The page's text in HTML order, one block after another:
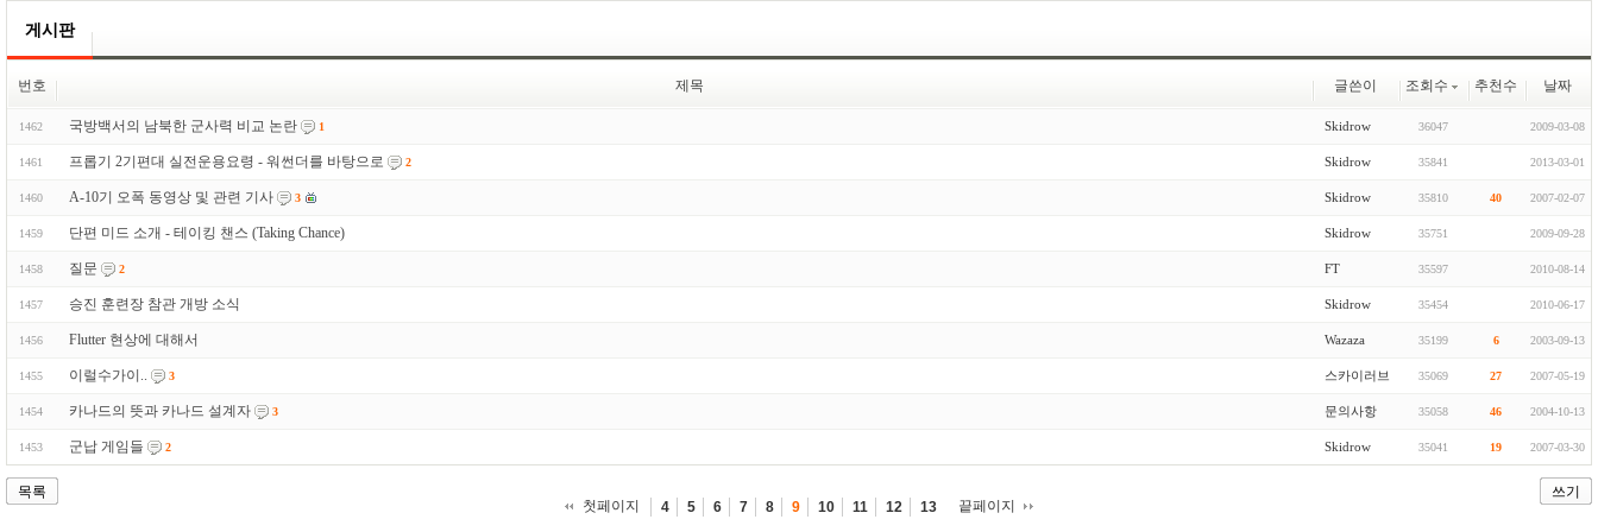
게시판
번호 제목 글쓴이 조회수 추천수 날짜
1462 국방백서의 남북한 군사력 비교 논란 1 Skidrow 36047 2009-03-08
1461 프롭기 2기편대 실전운용요령 - 워썬더를 바탕으로 2 Skidrow 35841 2013-03-01
1460 A-10기 오폭 동영상 및 관련 기사 3 Skidrow 35810 40 2007-02-07
1459 단편 미드 소개 - 테이킹 챈스 (Taking Chance) Skidrow 35751 2009-09-28
1458 질문 2 FT 35597 2010-08-14
1457 승진 훈련장 참관 개방 소식 Skidrow 35454 2010-06-17
1456 Flutter 현상에 대해서 Wazaza 35199 6 2003-09-13
1455 이럴수가이.. 3 스카이러브 35069 27 2007-05-19
1454 카나드의 뜻과 카나드 설계자 3 문의사항 35058 46 2004-10-13
1453 군납 게임들 2 Skidrow 35041 19 2007-03-30
목록
쓰기
첫페이지
4 5 6 7 8 9 10 11 12 13 끝페이지